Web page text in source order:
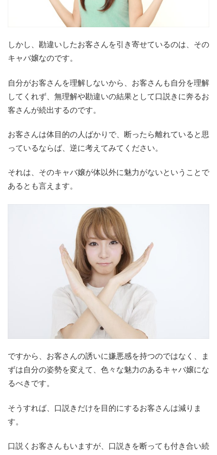
しかし、勘違いしたお客さんを引き寄せているのは、その
キャバ嬢なのです。
自分がお客さんを理解しないから、お客さんも自分を理解
してくれず、無理解や勘違いの結果として口説きに奔るお
客さんが続出するのです。
お客さんは体目的の人ばかりで、断ったら離れていると思
っているならば、逆に考えてみてください。
それは、そのキャバ嬢が体以外に魅力がないということで
あるとも言えます。
ですから、お客さんの誘いに嫌悪感を持つのではなく、ま
ずは自分の姿勢を変えて、色々な魅力のあるキャバ嬢にな
るべきです。
そうすれば、口説きだけを目的にするお客さんは減りま
す。
口説くお客さんもいますが、口説きを断っても付き合い続